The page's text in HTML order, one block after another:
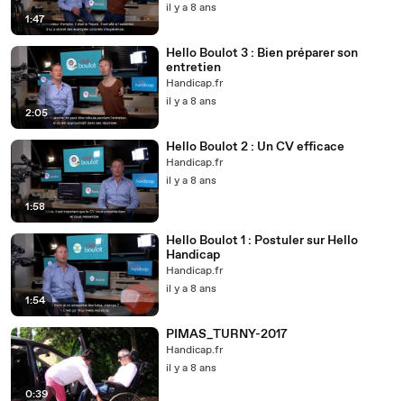
1:47
il y a 8 ans
2:05
Hello Boulot 3 : Bien préparer son
entretien
Handicap.fr
il y a 8 ans
1:58
Hello Boulot 2 : Un CV efficace
Handicap.fr
il y a 8 ans
1:54
Hello Boulot 1 : Postuler sur Hello
Handicap
Handicap.fr
il y a 8 ans
0:39
PIMAS_TURNY-2017
Handicap.fr
il y a 8 ans